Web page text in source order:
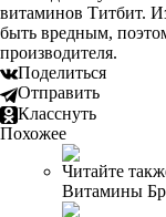
витаминов Титбит.
быть вредным,
производителя.
Поделиться
Отправить
Класснуть
Похожее
Читайте
Витамины